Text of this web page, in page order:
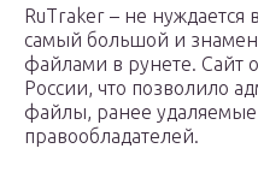
RuTraker – не нуждается
самый большой и
файлами в рунете. Сайт
России, что позволило
файлы, ранее удаляемые
правообладателей.